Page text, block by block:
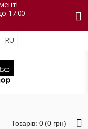
17:00
RU
Товарів: 0 (0 грн)